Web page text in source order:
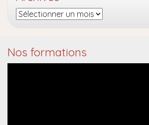
Archives
Nos formations